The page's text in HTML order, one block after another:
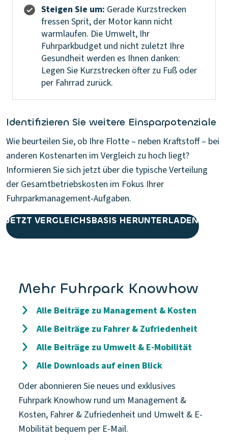
Steigen Sie um: Gerade Kurzstrecken
fressen Sprit, der Motor kann nicht
warmlaufen. Die Umwelt, Ihr
Fuhrparkbudget und nicht zuletzt Ihre
Gesundheit werden es Ihnen danken:
Legen Sie Kurzstrecken öfter zu Fuß oder
per Fahrrad zurück.
Identifizieren Sie weitere Einsparpotenziale
Wie beurteilen Sie, ob Ihre Flotte – neben Kraftstoff – bei
anderen Kostenarten im Vergleich zu hoch liegt?
Informieren Sie sich jetzt über die typische Verteilung
der Gesamtbetriebskosten im Fokus Ihrer
Fuhrparkmanagement-Aufgaben.
JETZT VERGLEICHSBASIS HERUNTERLADEN
Mehr Fuhrpark Knowhow
Alle Beiträge zu Management & Kosten
Alle Beiträge zu Fahrer & Zufriedenheit
Alle Beiträge zu Umwelt & E-Mobilität
Alle Downloads auf einen Blick
Oder abonnieren Sie neues und exklusives
Fuhrpark Knowhow rund um Management &
Kosten, Fahrer & Zufriedenheit und Umwelt & E-
Mobilität bequem per E-Mail.